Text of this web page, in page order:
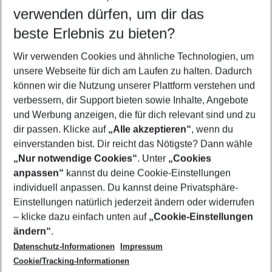
Pauschalreisen Playa de Muro
Urlaub Playa de Muro
Familienurlaub Playa de Muro
Flug & Hotel Playa de Muro
Frübucher Angebote Playa de Muro für 2026
Footer
Footer navigation
Über uns
AGB
Bestpreisgarantie
Cookie-Einstellungen ändern
Cookie-Richtlinie
Agenturbetreuung
Barrierefreies Reisen
Folge uns
verwenden dürfen, um dir das
beste Erlebnis zu bieten?
Wir verwenden Cookies und ähnliche Technologien, um
unsere Webseite für dich am Laufen zu halten. Dadurch
können wir die Nutzung unserer Plattform verstehen und
verbessern, dir Support bieten sowie Inhalte, Angebote
und Werbung anzeigen, die für dich relevant sind und zu
dir passen. Klicke auf „Alle akzeptieren“, wenn du
einverstanden bist. Dir reicht das Nötigste? Dann wähle
„Nur notwendige Cookies“. Unter „Cookies
anpassen“ kannst du deine Cookie-Einstellungen
individuell anpassen. Du kannst deine Privatsphäre-
Einstellungen natürlich jederzeit ändern oder widerrufen
– klicke dazu einfach unten auf „Cookie-Einstellungen
ändern“.
Datenschutz-Informationen
Impressum
Cookie/Tracking-Informationen